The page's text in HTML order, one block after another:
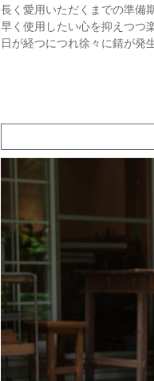
長く愛用いただくまでの準備
早く使用したい心を抑えつつ
日が経つにつれ徐々に錆が発